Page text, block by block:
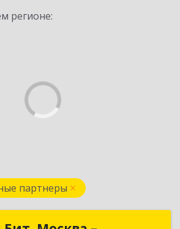
регионе:
партнеры